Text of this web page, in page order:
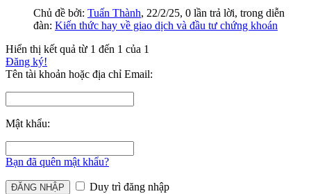
Chủ đề bởi: Tuấn Thành, 22/2/25, 0 lần trả lời, trong diễn
đàn: Kiến thức hay về giao dịch và đầu tư chứng khoán
Hiển thị kết quả từ 1 đến 1 của 1
Đăng ký!
Tên tài khoản hoặc địa chỉ Email:
Mật khẩu:
Bạn đã quên mật khẩu?
Duy trì đăng nhập